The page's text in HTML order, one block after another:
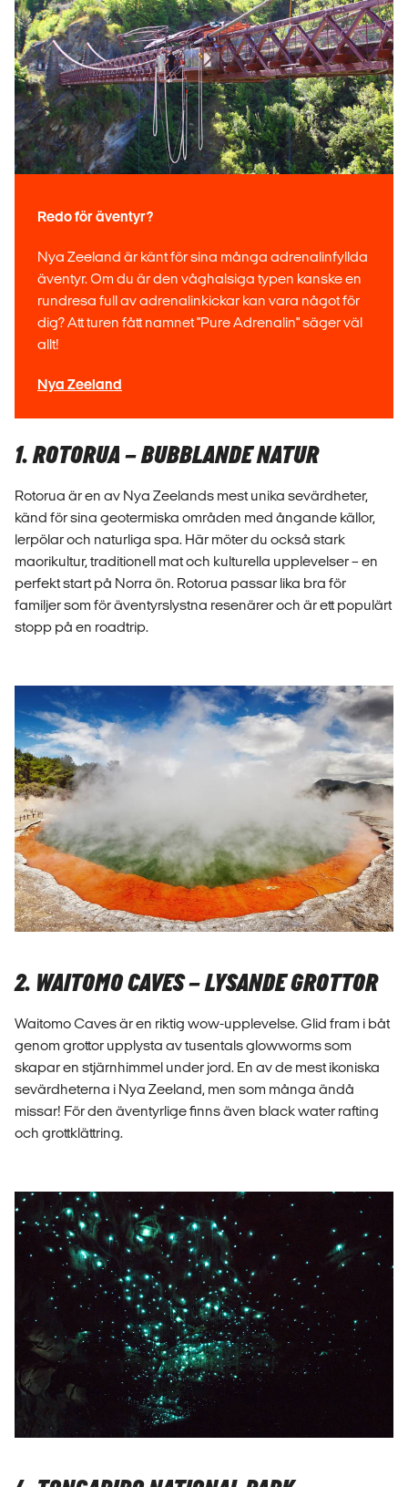
Redo för äventyr?
Nya Zeeland är känt för sina många adrenalinfyllda
äventyr. Om du är den våghalsiga typen kanske en
rundresa full av adrenalinkickar kan vara något för
dig? Att turen fått namnet "Pure Adrenalin" säger väl
allt!
Nya Zeeland
1. ROTORUA – BUBBLANDE NATUR
Rotorua är en av Nya Zeelands mest unika sevärdheter,
känd för sina geotermiska områden med ångande källor,
lerpölar och naturliga spa. Här möter du också stark
maorikultur, traditionell mat och kulturella upplevelser – en
perfekt start på Norra ön. Rotorua passar lika bra för
familjer som för äventyrslystna resenärer och är ett populärt
stopp på en roadtrip.
2. WAITOMO CAVES – LYSANDE GROTTOR
Waitomo Caves är en riktig wow-upplevelse. Glid fram i båt
genom grottor upplysta av tusentals glowworms som
skapar en stjärnhimmel under jord. En av de mest ikoniska
sevärdheterna i Nya Zeeland, men som många ändå
missar! För den äventyrlige finns även black water rafting
och grottklättring.